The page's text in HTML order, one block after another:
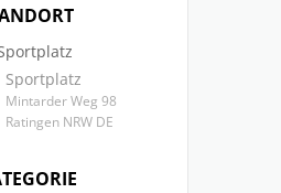
Sportplatz
Mintarder Weg 98
Ratingen NRW DE